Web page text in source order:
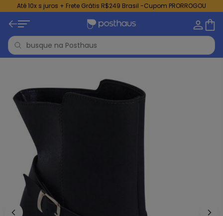
Até 10x s juros + Frete Grátis R$249 Brasil -Cupom PRORROGOU